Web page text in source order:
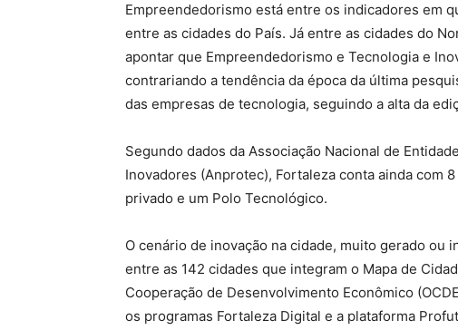
Empreendedorismo está entre os indicadores em
entre as cidades do País. Já entre as cidades do
apontar que Empreendedorismo e Tecnologia e
contrariando a tendência da época da última
das empresas de tecnologia, seguindo a alta da
Segundo dados da Associação Nacional de
Inovadores (Anprotec), Fortaleza conta ainda com
privado e um Polo Tecnológico.
O cenário de inovação na cidade, muito gerado
entre as 142 cidades que integram o Mapa de
Cooperação de Desenvolvimento Econômico
os programas Fortaleza Digital e a plataforma